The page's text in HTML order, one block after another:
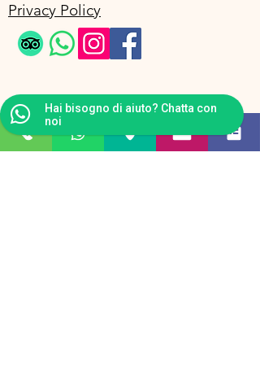
Privacy Policy
Hai bisogno di aiuto? Chatta con
noi